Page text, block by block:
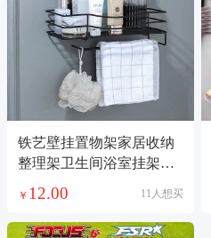
铁艺壁挂置物架家居收纳
整理架卫生间浴室挂架铁
艺毛巾架免打孔架
￥ 12.00 11人想买